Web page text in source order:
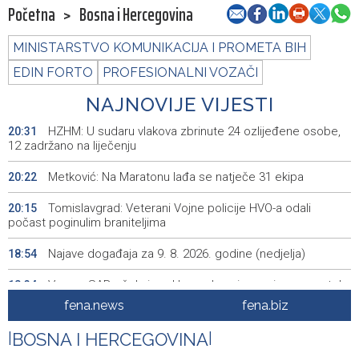
Početna > Bosna i Hercegovina
MINISTARSTVO KOMUNIKACIJA I PROMETA BIH
EDIN FORTO
PROFESIONALNI VOZAČI
NAJNOVIJE VIJESTI
20:31
HZHM: U sudaru vlakova zbrinute 24 ozlijeđene osobe,
12 zadržano na liječenju
20:22 Metković: Na Maratonu lađa se natječe 31 ekipa
20:15
Tomislavgrad: Veterani Vojne policije HVO-a odali
počast poginulim braniteljima
18:54 Najave događaja za 9. 8. 2026. godine (nedjelja)
18:34
Vance: SAD očekuje od Irana da osigura siguran protok
nafte kroz Hormuški moreuz
18:21
Iranski šef sigurnosti: Hormuški moreuz će ostati
zatvoren dok SAD ne ispuni zahtjeve Teherana
fena.news fena.biz
BOSNA I HERCEGOVINA